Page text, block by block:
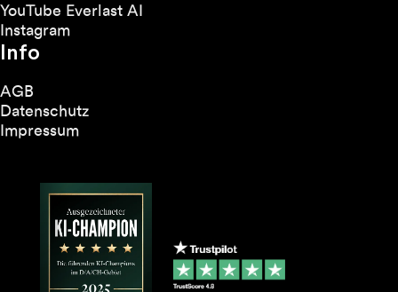
YouTube Everlast AI
Instagram
Info
AGB
Datenschutz
Impressum